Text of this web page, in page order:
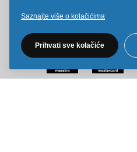
Saznajte više o kolačićima
Prihvati sve kolačiće